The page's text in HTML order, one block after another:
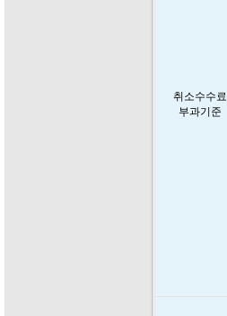
취소수수료
부과기준